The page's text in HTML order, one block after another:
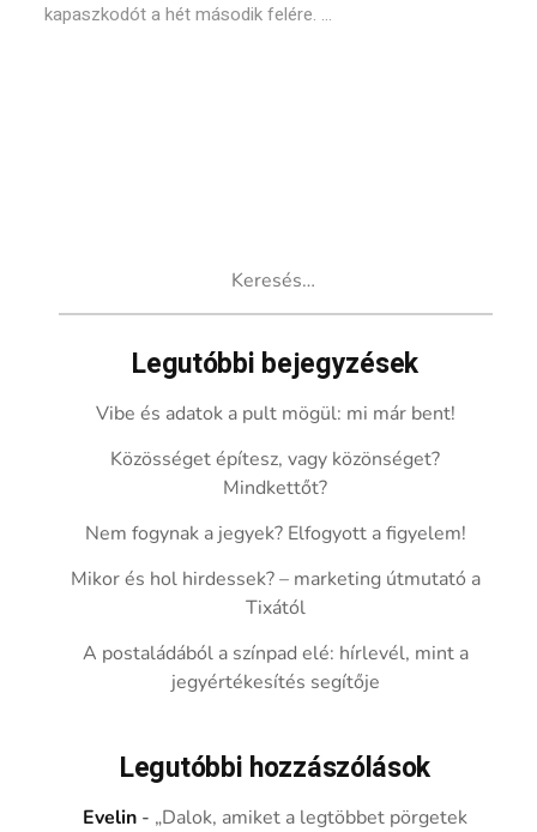
kapaszkodót a hét második felére. ...
Legutóbbi bejegyzések
Vibe és adatok a pult mögül: mi már bent!
Közösséget építesz, vagy közönséget?
Mindkettőt?
Nem fogynak a jegyek? Elfogyott a figyelem!
Mikor és hol hirdessek? – marketing útmutató a
Tixától
A postaládából a színpad elé: hírlevél, mint a
jegyértékesítés segítője
Legutóbbi hozzászólások
Evelin - „Dalok, amiket a legtöbbet pörgetek